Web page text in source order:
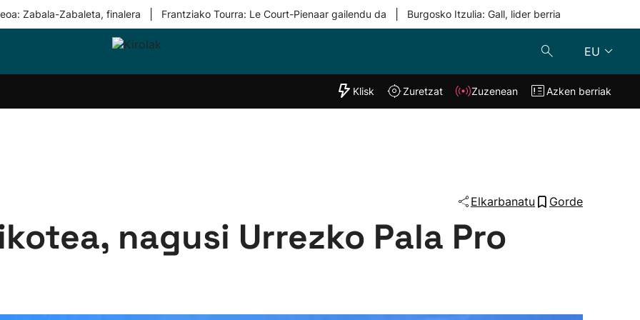
Zabala-Zabaleta, finalera Frantziako Tourra: Le Court-Pienaar gailendu da Burgosko Itzulia: Gall, lider berria
EU
Taldeak
"Helmuga"
Klisk Zuzenean
Klisk Zuretzat Zuzenean Azken berriak
Elkarbanatu Gorde
nagusi Urrezko Pala Pro